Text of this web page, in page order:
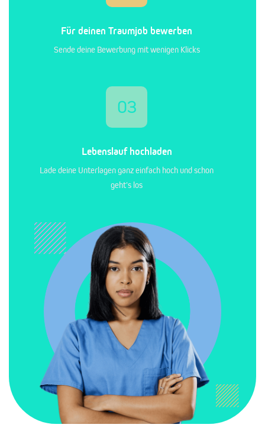
Für deinen Traumjob bewerben
Sende deine Bewerbung mit wenigen Klicks
03
Lebenslauf hochladen
Lade deine Unterlagen ganz einfach hoch und schon
geht's los